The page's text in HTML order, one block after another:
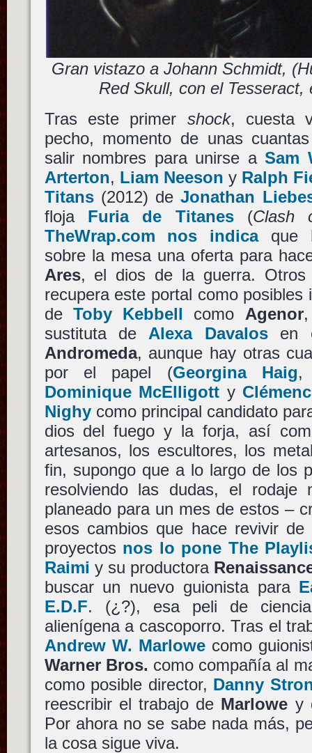
Gran vistazo a Johann Schmidt,
Red Skull, con el Tesseract,
Tras este primer shock, cuesta
pecho, momento de unas
salir nombres para unirse aSam
Arterton, Liam Neeson y Ralph
Titans(2012) deJonathan
floja Furia de Titanes(Clash
TheWrap.com nos indicaque
sobre la mesa una oferta para
Ares, el dios de la guerra. Otros
recupera este portal como posibles
de Toby Kebbell como Agenor
sustituta de Alexa Davalosen
Andromeda, aunque hay otras
por el papel (Georgina Haig
Dominique McElligott y
Nighycomo principal candidato
dios del fuego y la forja, así
artesanos, los escultores, los
fin, supongo que a lo largo de los
resolviendo las dudas, el rodaje
planeado para un mes de estos –
esos cambios que hace revivir
proyectos nos lo pone The
Raimi y su productora
buscar un nuevo guionista para
E.D.F. (¿?), esa peli de
alienígena a cascoporro. Tras el
Andrew W. Marlowecomo
Warner Bros. como compañía al
como posible director, Danny
reescribir el trabajo de Marlowe y
Por ahora no se sabe nada más,
la cosa sigue viva.